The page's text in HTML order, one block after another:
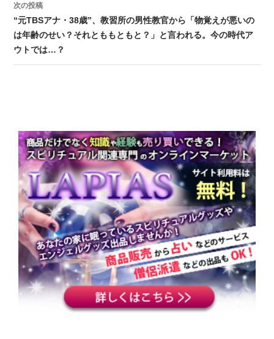
次の投稿
“元TBSアナ・38歳”、教習所の男性教官から「物覚えが悪いの
は年齢のせい？それとももともと？」と言われる。今の時代ア
ウトでは…？